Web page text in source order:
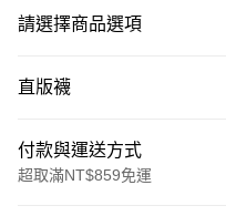
請選擇商品選項
直版襪
付款與運送方式
超取滿NT$859免運